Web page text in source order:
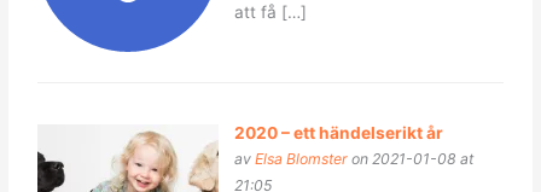
att få […]
2020 – ett händelserikt år
avElsa Blomster on 2021-01-08 at
21:05